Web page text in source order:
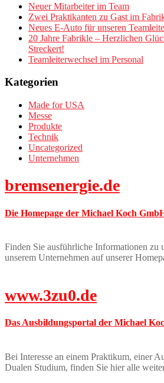
Neuer Mitarbeiter im Team
Zwei Praktikanten zu Gast im
Neues E-Auto für unseren
20 Jahre Fabrikle – Herzlichen
Streckert!
Teamleiterwechsel im Personal
Kategorien
Made for USA
Messe
Produkte
Technik
Uncategorized
Unternehmen
bremsenergie.de
Die Homepage der Michael Koch
Finden Sie ausführliche Informationen zu
unserem Unternehmen auf unserer
www.3zu0.de
Das Ausbildungsportal der Michael
Bei Interesse an einem Praktikum, einer
Dualen Studium, finden Sie hier alle